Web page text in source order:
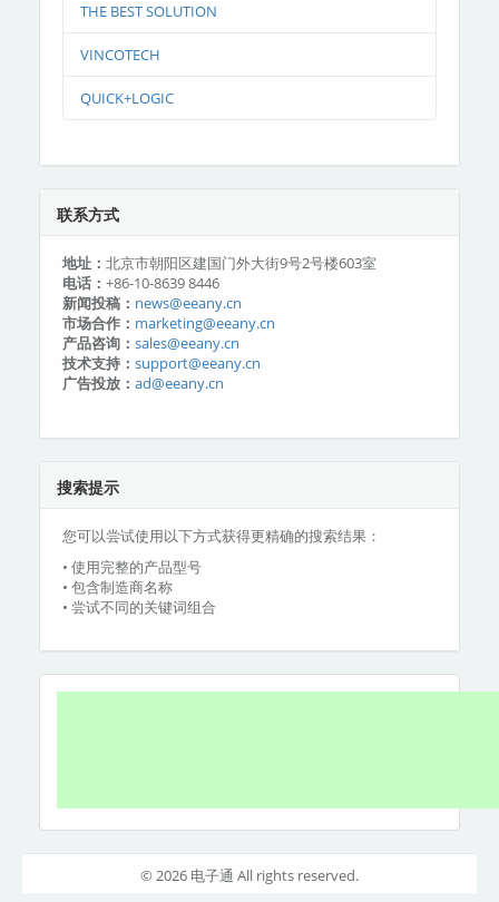
THE BEST SOLUTION
VINCOTECH
QUICK+LOGIC
联系方式
地址： 北京市朝阳区建国门外大街9号2号楼603室
电话： +86-10-8639 8446
新闻投稿： news@eeany.cn
市场合作： marketing@eeany.cn
产品咨询： sales@eeany.cn
技术支持： support@eeany.cn
广告投放： ad@eeany.cn
搜索提示
您可以尝试使用以下方式获得更精确的搜索结果：
• 使用完整的产品型号
• 包含制造商名称
• 尝试不同的关键词组合
© 2026 电子通 All rights reserved.